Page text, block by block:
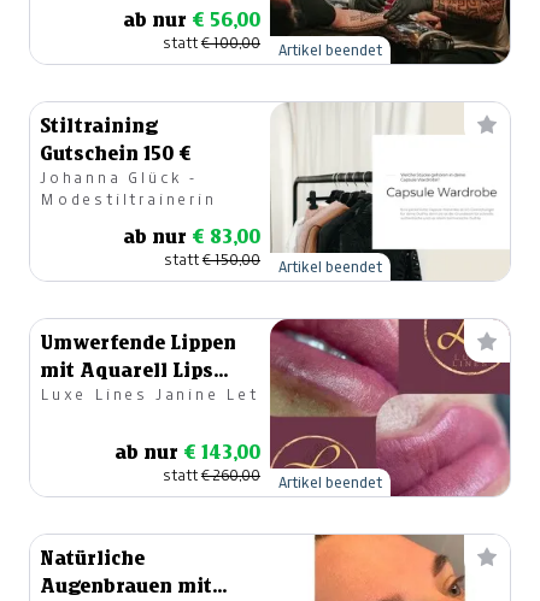
ab nur € 56,00
statt€ 100,00 Artikel beendet
Stiltraining
Gutschein 150 €
Johanna Glück -
Modestiltrainerin
ab nur € 83,00
statt€ 150,00 Artikel beendet
Umwerfende Lippen
mit Aquarell Lips
(Permanent-Makeup)
Luxe Lines Janine Let
ab nur € 143,00
statt€ 260,00 Artikel beendet
Natürliche
Augenbrauen mit